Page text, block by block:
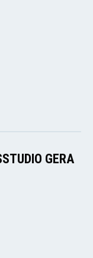
GERA